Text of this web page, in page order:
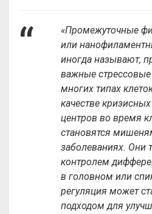
«Промежуточные
или
иногда называют,
важные
многих типах
качестве
центров во время
становятся
заболеваниях. Они
контролем
в головном или
регуляция может
подходом для